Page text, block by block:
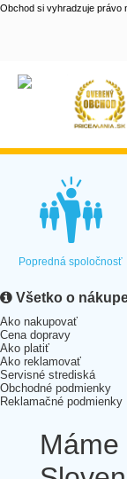
Obchod si vyhradzuje právo
Popredná spoločnosť
Všetko o
Ako nakupovať
Cena dopravy
Ako platiť
Ako reklamovať
Servisné strediská
Obchodné podmienky
Reklamačné podmienky
Máme